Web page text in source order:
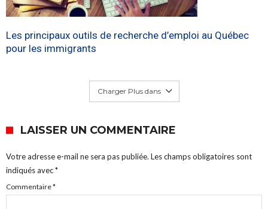
Les principaux outils de recherche d’emploi au Québec
pour les immigrants
Charger Plus dans
LAISSER UN COMMENTAIRE
Votre adresse e-mail ne sera pas publiée. Les champs obligatoires sont
indiqués avec*
Commentaire*